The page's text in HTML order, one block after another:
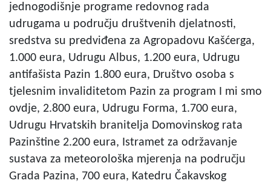
jednogodišnje programe redovnog rada
udrugama u području društvenih djelatnosti,
sredstva su predviđena za Agropadovu Kašćerga,
1.000 eura, Udrugu Albus, 1.200 eura, Udrugu
antifašista Pazin 1.800 eura, Društvo osoba s
tjelesnim invaliditetom Pazin za program I mi smo
ovdje, 2.800 eura, Udrugu Forma, 1.700 eura,
Udrugu Hrvatskih branitelja Domovinskog rata
Pazinštine 2.200 eura, Istramet za održavanje
sustava za meteorološka mjerenja na području
Grada Pazina, 700 eura, Katedru Čakavskog